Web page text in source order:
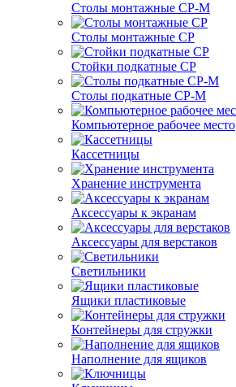
Столы монтажные СР-М
Столы монтажные СР
Стойки подкатные СР
Столы подкатные СР-М
Компьютерное рабочее место
Кассетницы
Хранение инструмента
Аксессуары к экранам
Аксессуары для верстаков
Светильники
Ящики пластиковые
Контейнеры для стружки
Наполнение для ящиков